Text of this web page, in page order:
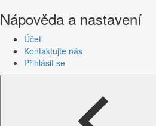
Nápověda a nastavení
Účet
Kontaktujte nás
Přihlásit se